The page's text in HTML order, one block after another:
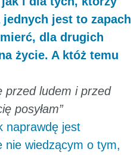
jest to zapach
dla drugich
życie. A któż temu
przed ludem i przed
posyłam”
naprawdę jest
nie wiedzącym o tym,